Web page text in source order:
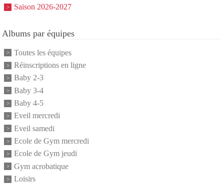
Saison 2026-2027
Albums par équipes
Toutes les équipes
Réinscriptions en ligne
Baby 2-3
Baby 3-4
Baby 4-5
Eveil mercredi
Eveil samedi
Ecole de Gym mercredi
Ecole de Gym jeudi
Gym acrobatique
Loisirs